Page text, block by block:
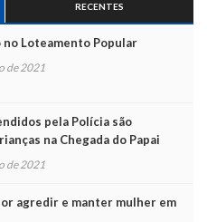
RECENTES
Loteamento Popular
de 2021
pela Polícia são
na Chegada do Papai
de 2021
agredir e manter mulher em